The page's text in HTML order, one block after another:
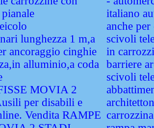
lunghezza 1 m,a
ancoraggio cinghie
alluminio,a coda
MOVIA 2
per disabili e
Vendita RAMPE
italiano
anche
scivoli
in
barriere
scivoli